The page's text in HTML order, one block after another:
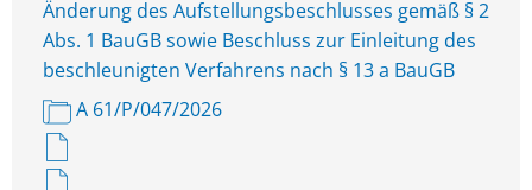
Änderung des Aufstellungsbeschlusses gemäß § 2
Abs. 1 BauGB sowie Beschluss zur Einleitung des
beschleunigten Verfahrens nach § 13 a BauGB
A 61/P/047/2026